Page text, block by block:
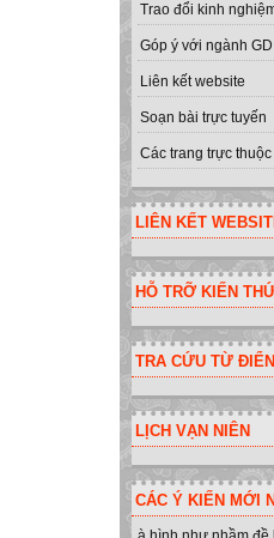
Trao đổi kinh
Góp ý với ngành GD
Liên kết website
Soạn bài trực tuyến
Các trang trực thuộc
LIÊN KẾT
HỖ TRỠ KIẾN
TRA CỨU TỪ ĐIỂN
LỊCH VẠN NIÊN
CÁC Ý KIẾN MỚI